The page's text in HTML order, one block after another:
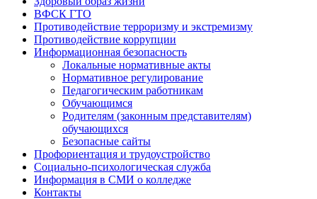
ВФСК ГТО
Противодействие терроризму и экстремизму
Противодействие коррупции
Информационная безопасность
Локальные нормативные акты
Нормативное регулирование
Педагогическим работникам
Обучающимся
Родителям (законным представителям)
обучающихся
Безопасные сайты
Профориентация и трудоустройство
Социально-психологическая служба
Информация в СМИ о колледже
Контакты